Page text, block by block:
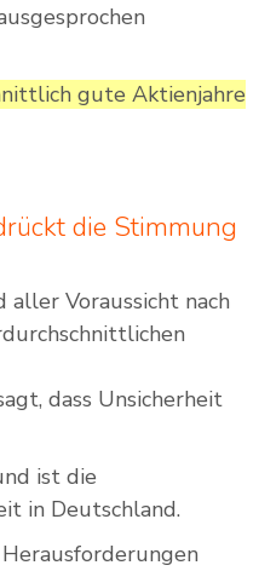
gute Aktienjahre
die Stimmung
aller Voraussicht nach
dass Unsicherheit
ist die
in Deutschland.